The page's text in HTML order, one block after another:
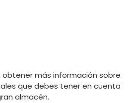
más información sobre
que debes tener en cuenta
almacén.